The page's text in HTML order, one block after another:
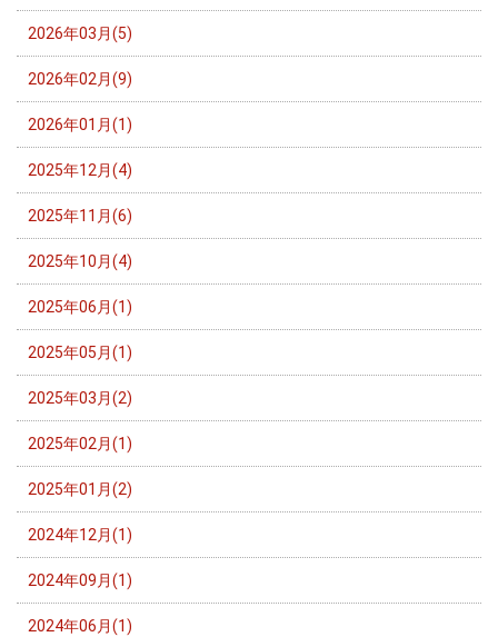
2026年03月(5)
2026年02月(9)
2026年01月(1)
2025年12月(4)
2025年11月(6)
2025年10月(4)
2025年06月(1)
2025年05月(1)
2025年03月(2)
2025年02月(1)
2025年01月(2)
2024年12月(1)
2024年09月(1)
2024年06月(1)